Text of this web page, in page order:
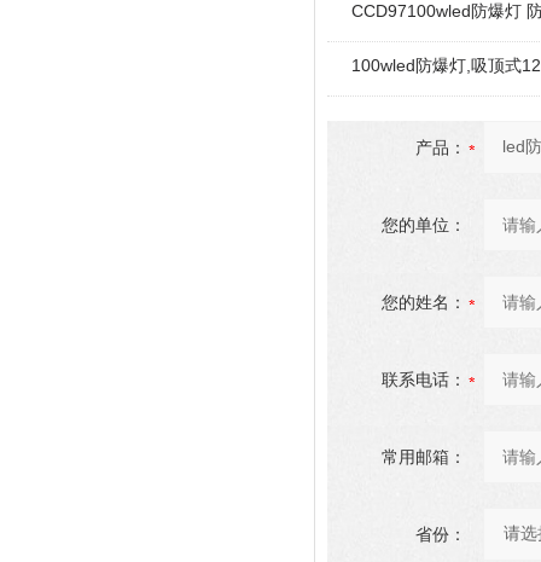
CCD97100wled防爆灯​
100wled防爆灯,吸顶式
产品：
您的单位：
您的姓名：
联系电话：
常用邮箱：
省份：